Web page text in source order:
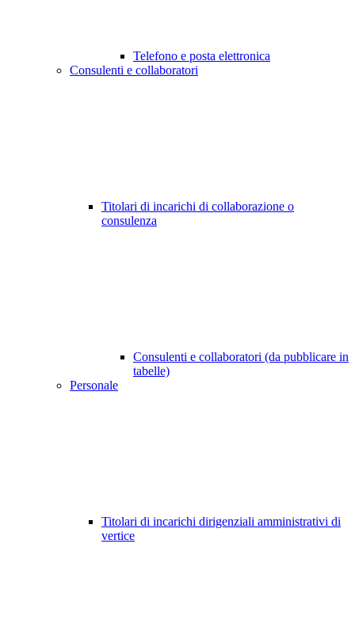
Telefono e posta elettronica
Consulenti e collaboratori
Titolari di incarichi di collaborazione o
consulenza
Consulenti e collaboratori (da pubblicare in
tabelle)
Personale
Titolari di incarichi dirigenziali amministrativi di
vertice